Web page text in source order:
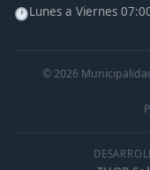
Lunes a Viernes
© 2026